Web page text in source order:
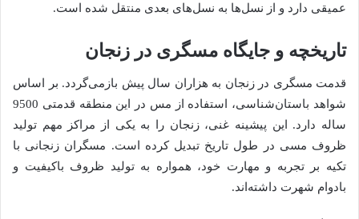
عمیقی دارد و از نسل‌ها به نسل‌های بعدی منتقل شده است.
تاریخچه و جایگاه مسگری در زنجان
قدمت مسگری در زنجان به هزاران سال پیش بازمی‌گردد. بر اساس
شواهد باستان‌شناسی، استفاده از مس در این منطقه قدمتی 9500
ساله دارد. این پیشینه غنی، زنجان را به یکی از مراکز مهم تولید
ظروف مسی در طول تاریخ تبدیل کرده است. مسگران زنجانی با
تکیه بر تجربه و مهارت خود، همواره به تولید ظروف باکیفیت و
بادوام شهرت داشته‌اند.